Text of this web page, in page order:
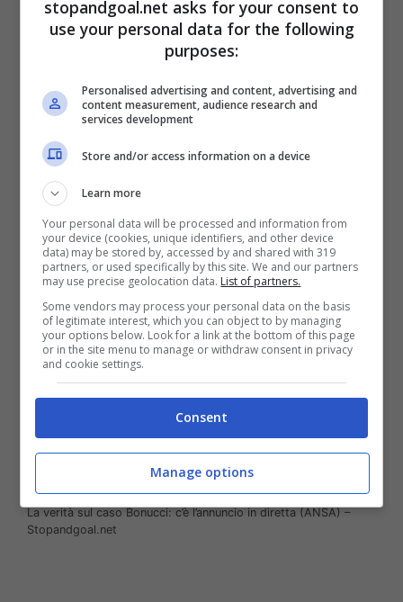
aggiunto l’ex Milan.
è un caso che Bonucci abbia deciso di
intraprendere un’azione legale nei confronti
ricevuto.Presentata, in particolare, una
richiesta di risarcimento
degli avvocati Antonio Conte e Gabriele
Zuccheretti.
La verità sul caso Bonucci: c’è l’annuncio in diretta (ANSA) –
Stopandgoal.net
stopandgoal.net asks for your consent to
use your personal data for the following
purposes:
Personalised advertising and content, advertising and
content measurement, audience research and
services development
Store and/or access information on a device
Learn more
Your personal data will be processed and information from
your device (cookies, unique identifiers, and other device
data) may be stored by, accessed by and shared with 319
partners, or used specifically by this site. We and our partners
may use precise geolocation data. List of partners.
Some vendors may process your personal data on the basis
of legitimate interest, which you can object to by managing
your options below. Look for a link at the bottom of this page
or in the site menu to manage or withdraw consent in privacy
and cookie settings.
Consent
Manage options